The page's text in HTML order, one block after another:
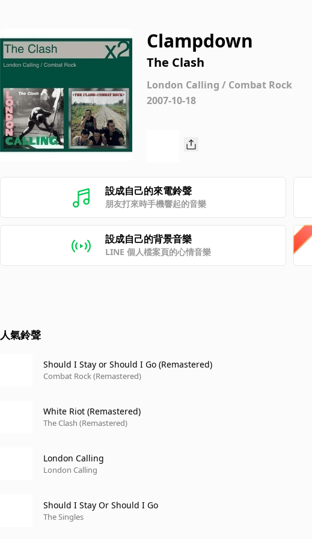
Clampdown
The Clash
London Calling / Combat Rock
2007-10-18
設成自己的來電鈴聲
朋友打來時手機響起的音樂
設成自己的背景音樂
LINE 個人檔案頁的心情音樂
人氣鈴聲
Should I Stay or Should I Go (Remastered)
Combat Rock (Remastered)
White Riot (Remastered)
The Clash (Remastered)
London Calling
London Calling
Should I Stay Or Should I Go
The Singles